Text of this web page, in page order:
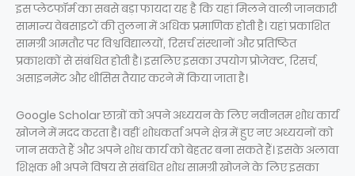
इस प्लेटफॉर्म का सबसे बड़ा फायदा यह है कि यहां मिलने वाली जानकारी
सामान्य वेबसाइटों की तुलना में अधिक प्रमाणिक होती है। यहां प्रकाशित
सामग्री आमतौर पर विश्वविद्यालयों, रिसर्च संस्थानों और प्रतिष्ठित
प्रकाशकों से संबंधित होती है। इसलिए इसका उपयोग प्रोजेक्ट, रिसर्च,
असाइनमेंट और थीसिस तैयार करने में किया जाता है।
Google Scholar छात्रों को अपने अध्ययन के लिए नवीनतम शोध कार्य
खोजने में मदद करता है। वहीं शोधकर्ता अपने क्षेत्र में हुए नए अध्ययनों को
जान सकते हैं और अपने शोध कार्य को बेहतर बना सकते हैं। इसके अलावा
शिक्षक भी अपने विषय से संबंधित शोध सामग्री खोजने के लिए इसका